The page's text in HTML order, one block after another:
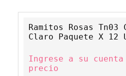
Ramitos Rosas Tn03
Claro Paquete X 12
Ingrese a su
precio